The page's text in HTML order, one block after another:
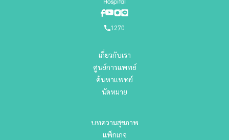
1270
เกี่ยวกับเรา
ศูนย์การแพทย์
ค้นหาแพทย์
นัดหมาย
บทความสุขภาพ
แพ็กเกจ